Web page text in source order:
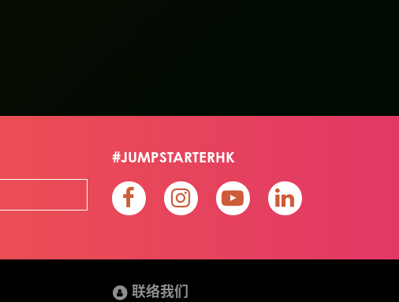
#JUMPSTARTERHK
联络我们